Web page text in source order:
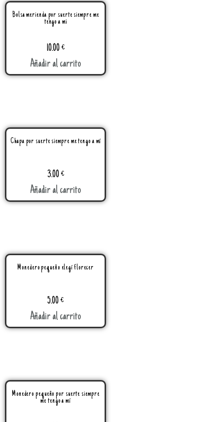
Bolsa merienda por suerte siempre me
tengo a mi
10.00€
Añadir al carrito
Chapa por suerte siempre me tengo a mí
3.00€
Añadir al carrito
Monedero pequeño elegí florecer
5.00€
Añadir al carrito
Monedero pequeño por suerte siempre
me tengo a mí